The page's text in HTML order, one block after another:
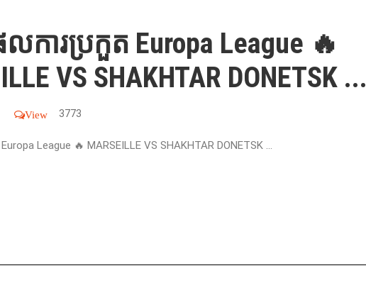
ការប្រកួត Europa League 🔥
VS SHAKHTAR DONETSK ...
View 3773
League 🔥 MARSEILLE VS SHAKHTAR DONETSK ...